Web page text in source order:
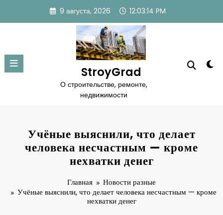
содержимому
9 августа, 2026 12:03:15 PM
StroyGrad
О строительстве, ремонте,
недвижимости
Учёные выяснили, что делает
человека несчастным — кроме
нехватки денег
Главная
Новости разные
Учёные выяснили, что делает человека несчастным — кроме
нехватки денег